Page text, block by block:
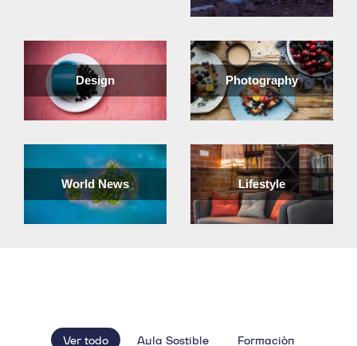
Design Photography
World News Lifestyle
Ver todo Aula Sostible Formación